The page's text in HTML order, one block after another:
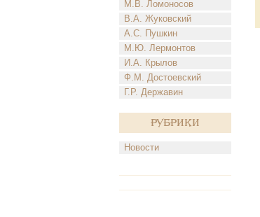
М.В. Ломоносов
В.А. Жуковский
А.С. Пушкин
М.Ю. Лермонтов
И.А. Крылов
Ф.М. Достоевский
Г.Р. Державин
Рубрики
Новости